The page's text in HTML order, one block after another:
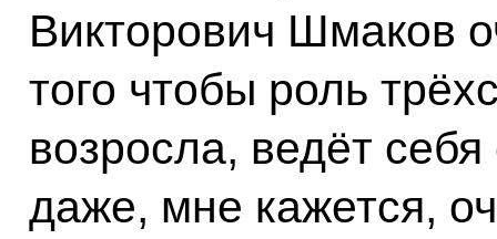
Викторович Шмаков
того чтобы роль
возросла, ведёт
даже, мне кажется,